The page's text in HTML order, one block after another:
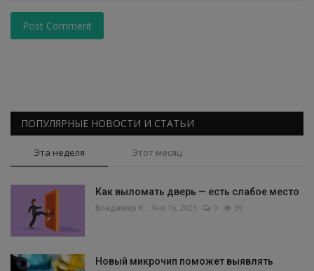
Post Comment
ПОПУЛЯРНЫЕ НОВОСТИ И СТАТЬИ
Эта неделя Этот месяц
Как выломать дверь — есть слабое место
Владимир К. Янв 16, 2023 0 39
Новый микрочип поможет выявлять